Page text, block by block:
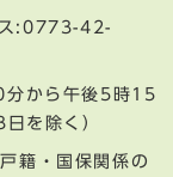
:0773-42-
から午後5時15
を除く）
籍・国保関係の